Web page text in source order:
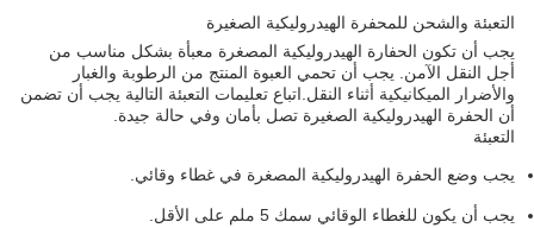
التعبئة والشحن للمحفرة الهيدروليكية الصغيرة
يجب أن تكون الحفارة الهيدروليكية المصغرة معبأة بشكل مناسب من
أجل النقل الآمن. يجب أن تحمي العبوة المنتج من الرطوبة والغبار
والأضرار الميكانيكية أثناء النقل.اتباع تعليمات التعبئة التالية يجب أن تضمن
أن الحفرة الهيدروليكية الصغيرة تصل بأمان وفي حالة جيدة.
التعبئة
يجب وضع الحفرة الهيدروليكية المصغرة في غطاء وقائي.
يجب أن يكون للغطاء الوقائي سمك 5 ملم على الأقل.